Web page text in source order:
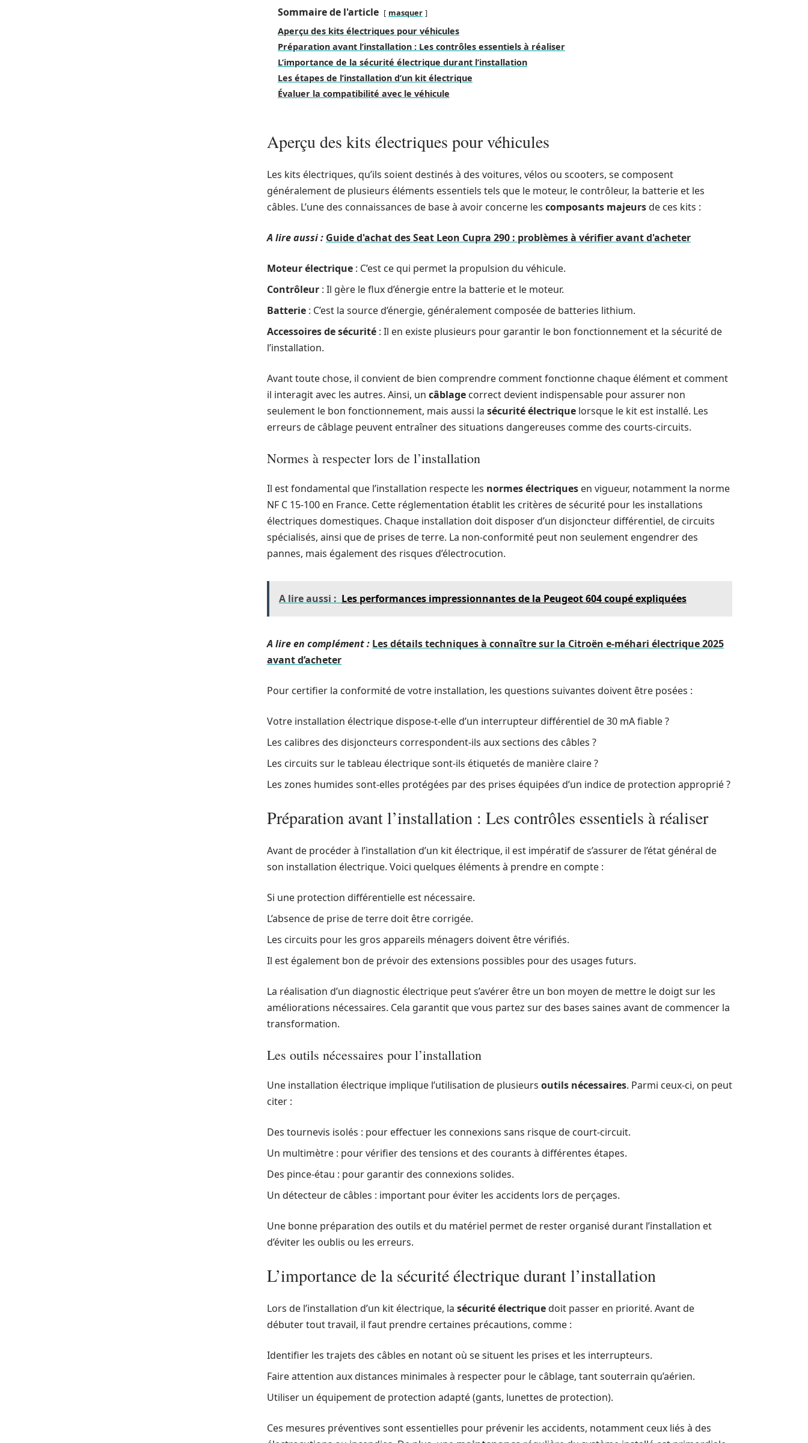
Sommaire de l'article masquer
Aperçu des kits électriques pour véhicules
Préparation avant l’installation : Les contrôles essentiels à réaliser
L’importance de la sécurité électrique durant l’installation
Les étapes de l’installation d’un kit électrique
Évaluer la compatibilité avec le véhicule
Aperçu des kits électriques pour véhicules
Les kits électriques, qu’ils soient destinés à des voitures, vélos ou scooters, se composent
généralement de plusieurs éléments essentiels tels que le moteur, le contrôleur, la batterie et les
câbles. L’une des connaissances de base à avoir concerne les composants majeursde ces kits :
A lire aussi : Guide d'achat des Seat Leon Cupra 290 : problèmes à vérifier avant d'acheter
Moteur électrique : C’est ce qui permet la propulsion du véhicule.
Contrôleur : Il gère le flux d’énergie entre la batterie et le moteur.
Batterie : C’est la source d’énergie, généralement composée de batteries lithium.
Accessoires de sécurité : Il en existe plusieurs pour garantir le bon fonctionnement et la sécurité de
l’installation.
Avant toute chose, il convient de bien comprendre comment fonctionne chaque élément et comment
il interagit avec les autres. Ainsi, un câblage correct devient indispensable pour assurer non
seulement le bon fonctionnement, mais aussi la sécurité électrique lorsque le kit est installé. Les
erreurs de câblage peuvent entraîner des situations dangereuses comme des courts-circuits.
Normes à respecter lors de l’installation
Il est fondamental que l’installation respecte les normes électriques en vigueur, notamment la norme
NF C 15-100 en France. Cette réglementation établit les critères de sécurité pour les installations
électriques domestiques. Chaque installation doit disposer d’un disjoncteur différentiel, de circuits
spécialisés, ainsi que de prises de terre. La non-conformité peut non seulement engendrer des
pannes, mais également des risques d’électrocution.
A lire aussi : Les performances impressionnantes de la Peugeot 604 coupé expliquées
A lire en complément : Les détails techniques à connaître sur la Citroën e-méhari électrique 2025
avant d’acheter
Pour certifier la conformité de votre installation, les questions suivantes doivent être posées :
Votre installation électrique dispose-t-elle d’un interrupteur différentiel de 30 mA fiable ?
Les calibres des disjoncteurs correspondent-ils aux sections des câbles ?
Les circuits sur le tableau électrique sont-ils étiquetés de manière claire ?
Les zones humides sont-elles protégées par des prises équipées d’un indice de protection approprié ?
Préparation avant l’installation : Les contrôles essentiels à réaliser
Avant de procéder à l’installation d’un kit électrique, il est impératif de s’assurer de l’état général de
son installation électrique. Voici quelques éléments à prendre en compte :
Si une protection différentielle est nécessaire.
L’absence de prise de terre doit être corrigée.
Les circuits pour les gros appareils ménagers doivent être vérifiés.
Il est également bon de prévoir des extensions possibles pour des usages futurs.
La réalisation d’un diagnostic électrique peut s’avérer être un bon moyen de mettre le doigt sur les
améliorations nécessaires. Cela garantit que vous partez sur des bases saines avant de commencer la
transformation.
Les outils nécessaires pour l’installation
Une installation électrique implique l’utilisation de plusieurs outils nécessaires. Parmi ceux-ci, on peut
citer :
Des tournevis isolés : pour effectuer les connexions sans risque de court-circuit.
Un multimètre : pour vérifier des tensions et des courants à différentes étapes.
Des pince-étau : pour garantir des connexions solides.
Un détecteur de câbles : important pour éviter les accidents lors de perçages.
Une bonne préparation des outils et du matériel permet de rester organisé durant l’installation et
d’éviter les oublis ou les erreurs.
L’importance de la sécurité électrique durant l’installation
Lors de l’installation d’un kit électrique, la sécurité électriquedoit passer en priorité. Avant de
débuter tout travail, il faut prendre certaines précautions, comme :
Identifier les trajets des câbles en notant où se situent les prises et les interrupteurs.
Faire attention aux distances minimales à respecter pour le câblage, tant souterrain qu’aérien.
Utiliser un équipement de protection adapté (gants, lunettes de protection).
Ces mesures préventives sont essentielles pour prévenir les accidents, notamment ceux liés à des